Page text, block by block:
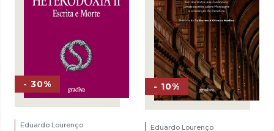
- 30%
Eduardo Lourenço
- 10%
Eduardo Lourenço